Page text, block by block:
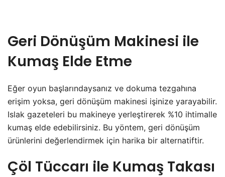
Geri Dönüşüm Makinesi ile
Kumaş Elde Etme
Eğer oyun başlarındaysanız ve dokuma tezgahına
erişim yoksa, geri dönüşüm makinesi işinize yarayabilir.
Islak gazeteleri bu makineye yerleştirerek %10 ihtimalle
kumaş elde edebilirsiniz. Bu yöntem, geri dönüşüm
ürünlerini değerlendirmek için harika bir alternatiftir.
Çöl Tüccarı ile Kumaş Takası